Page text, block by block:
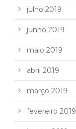
julho 2019
junho 2019
maio 2019
abril 2019
março 2019
fevereiro 2019